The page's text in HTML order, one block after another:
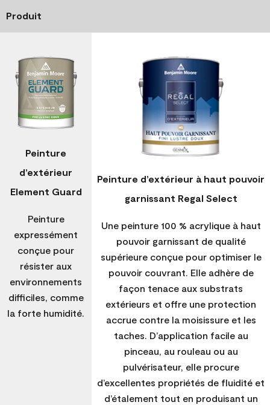
Produit
Peinture
d’extérieur
Element Guard
Peinture
expressément
conçue pour
résister aux
environnements
difficiles, comme
la forte humidité.
Peinture d’extérieur à haut pouvoir
garnissant Regal Select
Une peinture 100 % acrylique à haut
pouvoir garnissant de qualité
supérieure conçue pour optimiser le
pouvoir couvrant. Elle adhère de
façon tenace aux substrats
extérieurs et offre une protection
accrue contre la moisissure et les
taches. D’application facile au
pinceau, au rouleau ou au
pulvérisateur, elle procure
d’excellentes propriétés de fluidité et
d’étalement tout en produisant un